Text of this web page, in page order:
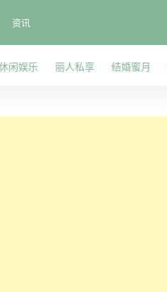
资讯
闲娱乐 丽人私享 结婚蜜月